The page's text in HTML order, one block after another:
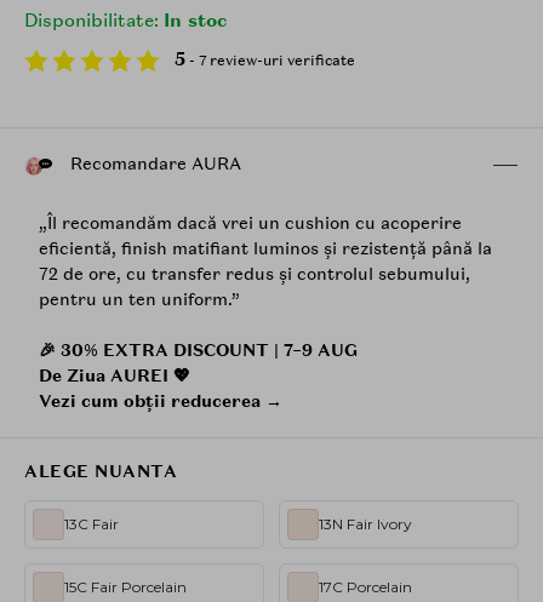
Disponibilitate: In stoc
5 - 7 review-uri verificate
Recomandare AURA
„Îl recomandăm dacă vrei un cushion cu acoperire
eficientă, finish matifiant luminos și rezistență până la
72 de ore, cu transfer redus și controlul sebumului,
pentru un ten uniform.”
🎉 30% EXTRA DISCOUNT | 7–9 AUG
De Ziua AUREI 💖
Vezi cum obții reducerea →
ALEGE NUANTA
13C Fair 13N Fair Ivory
15C Fair Porcelain 17C Porcelain